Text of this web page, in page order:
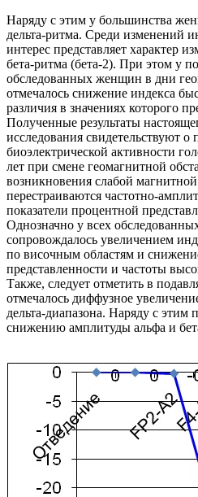
Наряду с этим у большинства
дельта-ритма. Среди изменений
интерес представляет характер
бета-ритма (бета-2). При этом у
обследованных женщин в дни
отмечалось снижение индекса
различия в значениях которого
Полученные результаты
исследования свидетельствуют о
биоэлектрической активности
лет при смене геомагнитной
возникновения слабой
перестраиваются частотно-
показатели процентной
Однозначно у всех
сопровождалось увеличением
по височным областям и
представленности и частоты
Также, следует отметить в
отмечалось диффузное
дельта-диапазона. Наряду с этим
снижению амплитуды альфа и